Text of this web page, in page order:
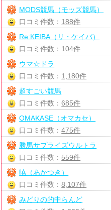
MODS競馬（モッズ競馬）
口コミ件数： 188件
Re:KEIBA（リ・ケイバ）
口コミ件数： 104件
ウマ☆ドラ
口コミ件数： 1,180件
超すごい競馬
口コミ件数：685件
OMAKASE（オマカセ）
口コミ件数：475件
勝馬サプライズウルトラ
口コミ件数： 559件
暁（あかつき）
口コミ件数：8,107件
みどりの的中らんど